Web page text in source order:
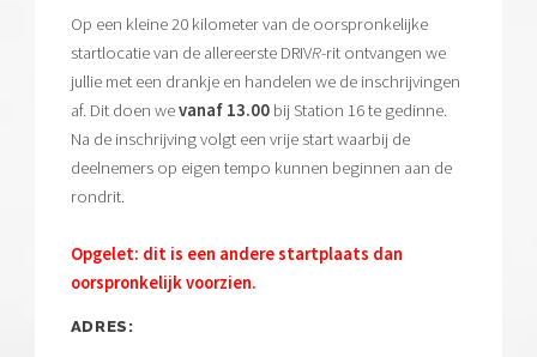
Op een kleine 20 kilometer van de oorspronkelijke
startlocatie van de allereerste DRIVR-rit ontvangen we
jullie met een drankje en handelen we de inschrijvingen
af. Dit doen wevanaf 13.00 bij Station 16 te gedinne.
Na de inschrijving volgt een vrije start waarbij de
deelnemers op eigen tempo kunnen beginnen aan de
rondrit.
Opgelet: dit is een andere startplaats dan
oorspronkelijk voorzien.
ADRES: